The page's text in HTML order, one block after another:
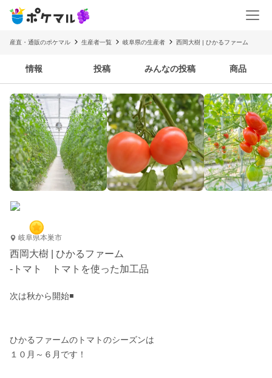
産直・通販のポケマル 生産者一覧 岐阜県の生産者 西岡大樹 | ひかるファーム
情報 投稿 みんなの投稿 商品
岐阜県本巣市
西岡大樹 | ひかるファーム
-トマト トマトを使った加工品
次は秋から開始◾️
ひかるファームのトマトのシーズンは
１０月～６月です！